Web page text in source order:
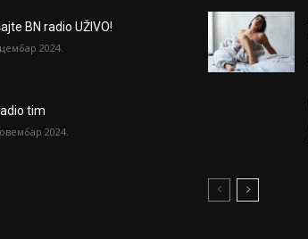
BN radio UŽIVO!
2024.
tim
2024.